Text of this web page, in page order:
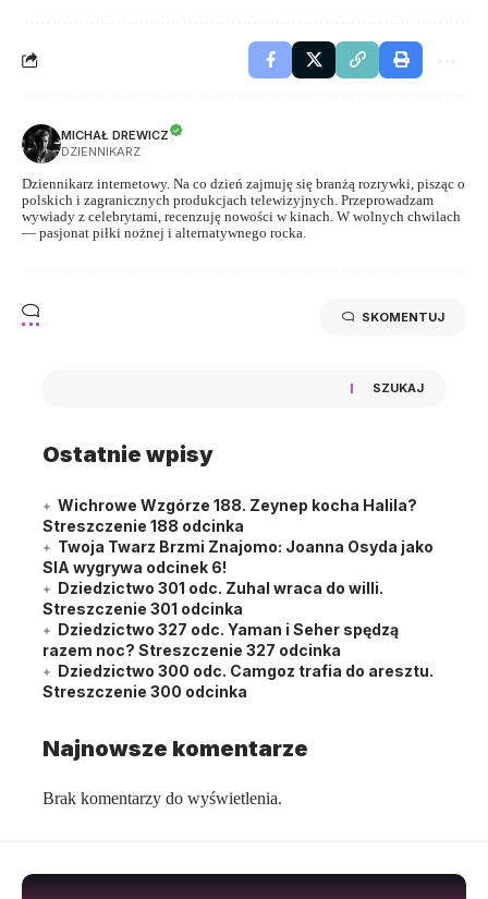
MICHAŁ DREWICZ
DZIENNIKARZ
Dziennikarz internetowy. Na co dzień zajmuję się branżą rozrywki, pisząc o
polskich i zagranicznych produkcjach telewizyjnych. Przeprowadzam
wywiady z celebrytami, recenzuję nowości w kinach. W wolnych chwilach
— pasjonat piłki nożnej i alternatywnego rocka.
SKOMENTUJ
SZUKAJ
Ostatnie wpisy
Wichrowe Wzgórze 188. Zeynep kocha Halila?
Streszczenie 188 odcinka
Twoja Twarz Brzmi Znajomo: Joanna Osyda jako
SIA wygrywa odcinek 6!
Dziedzictwo 301 odc. Zuhal wraca do willi.
Streszczenie 301 odcinka
Dziedzictwo 327 odc. Yaman i Seher spędzą
razem noc? Streszczenie 327 odcinka
Dziedzictwo 300 odc. Camgoz trafia do aresztu.
Streszczenie 300 odcinka
Najnowsze komentarze
Brak komentarzy do wyświetlenia.